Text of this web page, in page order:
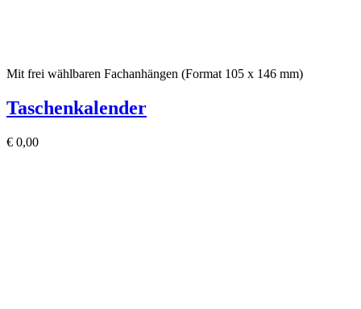
Mit frei wählbaren Fachanhängen (Format 105 x 146 mm)
Taschenkalender
€ 0,00